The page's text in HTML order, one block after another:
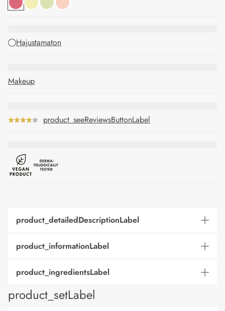
Hajustamaton
Makeup
product_seeReviewsButtonLabel
product_detailedDescriptionLabel
product_informationLabel
product_ingredientsLabel
product_setLabel